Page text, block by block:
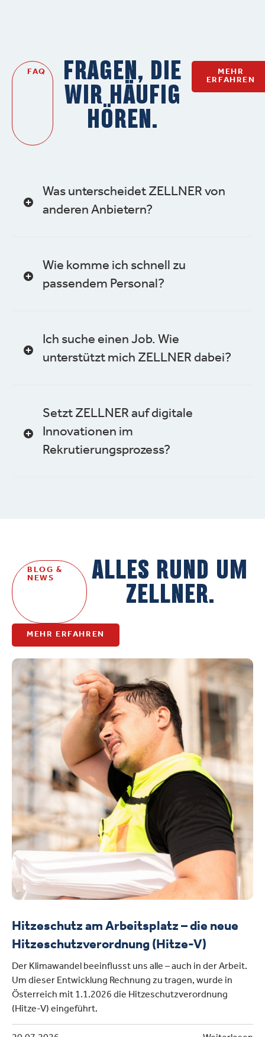
FAQ FRAGEN, DIE
WIR HÄUFIG
HÖREN.
MEHR
ERFAHREN
Was unterscheidet ZELLNER von
anderen Anbietern?
Wie komme ich schnell zu
passendem Personal?
Ich suche einen Job. Wie
unterstützt mich ZELLNER dabei?
Setzt ZELLNER auf digitale
Innovationen im
Rekrutierungsprozess?
BLOG &
NEWS
ALLES RUND UM
ZELLNER.
MEHR ERFAHREN
Hitzeschutz am Arbeitsplatz – die neue
Hitzeschutzverordnung (Hitze-V)
Der Klimawandel beeinflusst uns alle – auch in der Arbeit.
Um dieser Entwicklung Rechnung zu tragen, wurde in
Österreich mit 1.1.2026 die Hitzeschutzverordnung
(Hitze-V) eingeführt.